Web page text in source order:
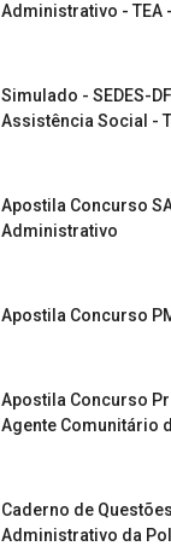
Administrativo - TEA
Simulado - SEDES-
Assistência Social -
Apostila Concurso
Administrativo
Apostila Concurso
Apostila Concurso
Agente Comunitário
Caderno de
Administrativo da